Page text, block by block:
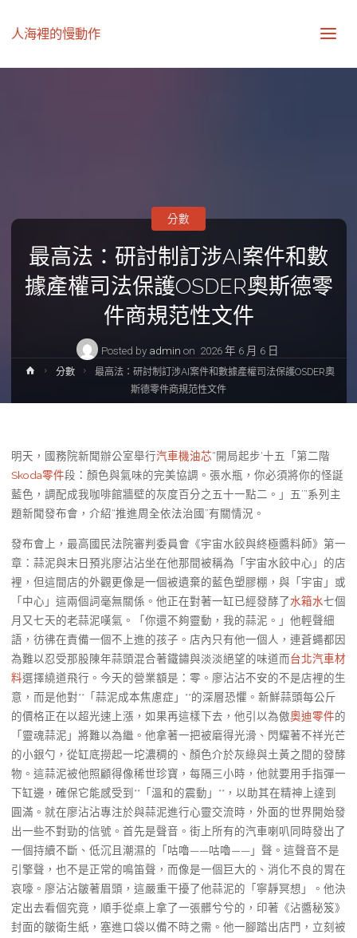
人海裡的慢動作
最高法：研討制訂涉AI案件和數
據產權司法保護OSDER奧斯德零
件商規范性文件
Posted by admin on 2026 年 6 月 6 日
分數
Home分數
最高法：研討制訂涉AI案件和數據產權司法保護OSDER奧
斯德零件商規范性文件
明天，國務院新聞辦公室舉行汽車機油芯“開局起步‘十五「第二階
Skoda零件段：顏色與氣味的完美協調。張水瓶，你必須將你的怪誕
藍色，調配成我咖啡館牆壁的灰度百分之五十一點二。」五’”系列主
題新聞發布會，介紹“推進周全依法治國”有關情況。
發布會上，最高國民法院審判委員會《宇宙水餃與終極醬料師》第一
章：蒜泥與末日預兆廖沾沾坐在他那間被稱為「宇宙水餃中心」的店
裡，但這間店的外觀更像是一個被遺棄的藍色塑膠棚，與「宇宙」或
「中心」這兩個詞毫無關係。他正在對著一缸已經發酵了水箱水七個
月又七天的老蒜泥嘆氣。「你還不夠靈動，我的蒜泥。」他輕聲細
語，彷彿在責備一個不上進的孩子。店內只有他一個人，連蒼蠅都因
為難以忍受那股陳年蒜頭混合著鐵鏽與淡淡絕望的味道而台北汽車材
料選擇繞道飛行。今天的營業額是：零。廖沾沾不安的不是店裡的生
意，而是他對**「蒜泥成本焦慮症」**的深層恐懼。新鮮蒜頭每公斤
的價格正在以超光速上漲，如果再這樣下去，他引以為傲奧迪零件的
「靈魂蒜泥」將難以為繼。他拿著一把被磨得光滑、閃耀著不祥光芒
的小銀勺，從缸底撈起一坨濃稠的、顏色介於灰綠與土黃之間的發酵
物。這蒜泥被他照顧得像稀世珍寶，每隔三小時，他就要用手指彈一
下缸邊，確保它能感受到**「溫和的震動」**，以助其在精神上達到
圓滿。就在廖沾沾專注於與蒜泥進行心靈交流時，外面的世界開始發
出一些不對勁的信號。首先是聲音。街上所有的汽車喇叭同時發出了
一個持續不斷、低沉且潮濕的「咕嚕——咕嚕——」聲。這聲音不是
引擎聲，也不是正常的鳴笛聲，而像是一個巨大的、消化不良的胃在
哀嚎。廖沾沾皺著眉頭，這嚴重干擾了他蒜泥的「寧靜冥想」。他決
定出去看個究竟，順手從桌上拿了一張髒兮兮的，印著《沾醬秘笈》
封面的皺衛生紙，塞進口袋以備不時之需。他一腳踏出店門，立刻被